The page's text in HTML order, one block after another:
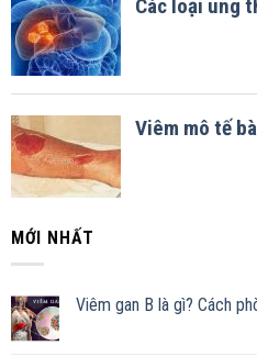
MỚI NHẤT
Viêm gan B là gì? Cách